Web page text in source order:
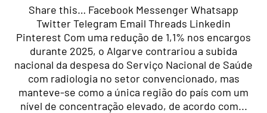
Share this… Facebook Messenger Whatsapp
Twitter Telegram Email Threads Linkedin
Pinterest Com uma redução de 1,1% nos encargos
durante 2025, o Algarve contrariou a subida
nacional da despesa do Serviço Nacional de Saúde
com radiologia no setor convencionado, mas
manteve-se como a única região do país com um
nível de concentração elevado, de acordo com...